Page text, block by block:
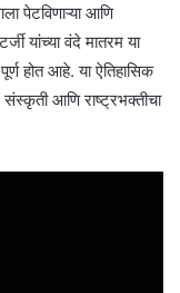
पेटविणाऱ्या आणि
यांच्या वंदे मातरम या
होत आहे. या ऐतिहासिक
आणि राष्ट्रभक्तीचा